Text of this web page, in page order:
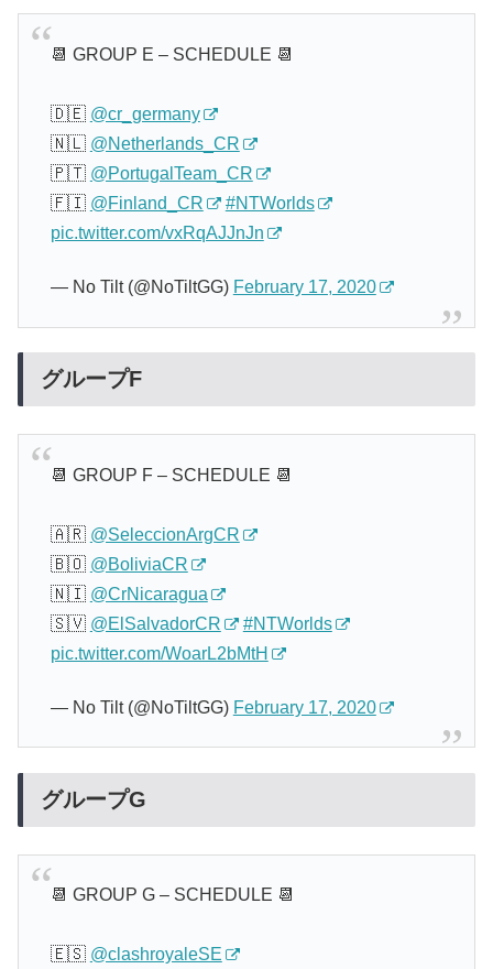
📆 GROUP E – SCHEDULE 📆
🇩🇪 @cr_germany
🇳🇱 @Netherlands_CR
🇵🇹 @PortugalTeam_CR
🇫🇮 @Finland_CR
#NTWorlds
pic.twitter.com/vxRqAJJnJn
— No Tilt (@NoTiltGG) February 17, 2020
グループF
📆 GROUP F – SCHEDULE 📆
🇦🇷 @SeleccionArgCR
🇧🇴 @BoliviaCR
🇳🇮 @CrNicaragua
🇸🇻 @ElSalvadorCR
#NTWorlds
pic.twitter.com/WoarL2bMtH
— No Tilt (@NoTiltGG) February 17, 2020
グループG
📆 GROUP G – SCHEDULE 📆
🇪🇸 @clashroyaleSE